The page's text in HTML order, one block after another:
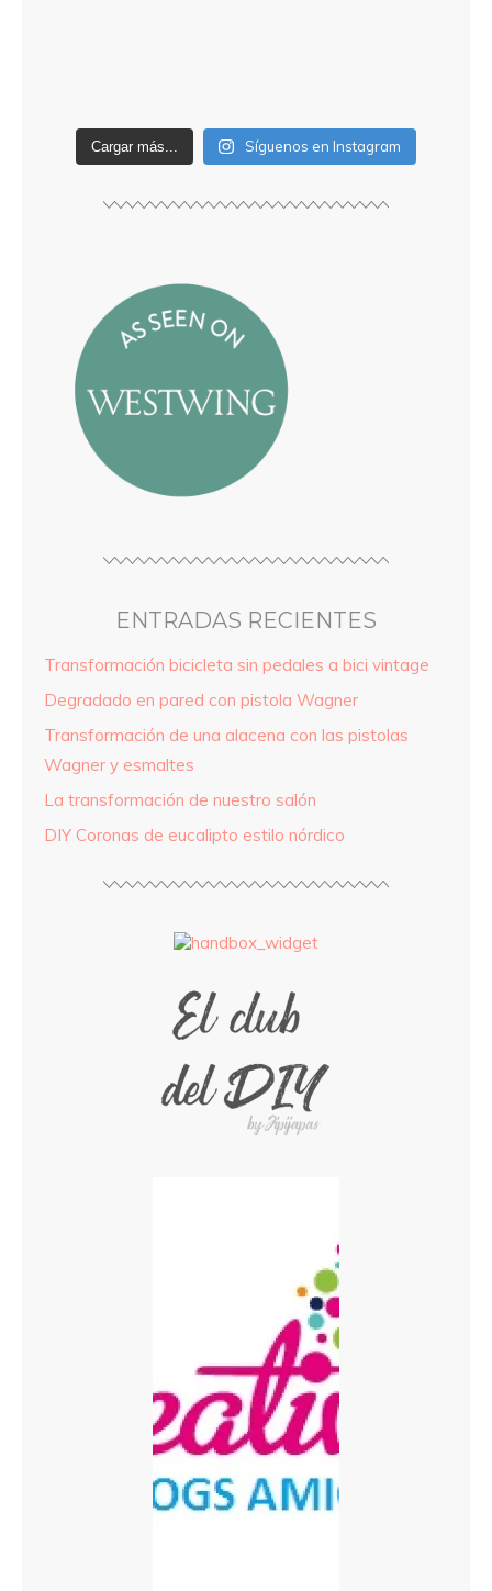
Cargar más... Síguenos en Instagram
ENTRADAS RECIENTES
Transformación bicicleta sin pedales a bici vintage
Degradado en pared con pistola Wagner
Transformación de una alacena con las pistolas
Wagner y esmaltes
La transformación de nuestro salón
DIY Coronas de eucalipto estilo nórdico